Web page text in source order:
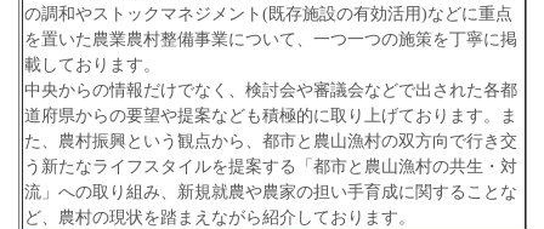
の調和やストックマネジメント(既存施設の有効活用)などに重点
を置いた農業農村整備事業について、一つ一つの施策を丁寧に掲
載しております。
中央からの情報だけでなく、検討会や審議会などで出された各都
道府県からの要望や提案なども積極的に取り上げております。ま
た、農村振興という観点から、都市と農山漁村の双方向で行き交
う新たなライフスタイルを提案する「都市と農山漁村の共生・対
流」への取り組み、新規就農や農家の担い手育成に関することな
ど、農村の現状を踏まえながら紹介しております。